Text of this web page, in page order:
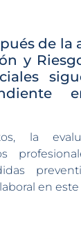
de la
y
la
en este